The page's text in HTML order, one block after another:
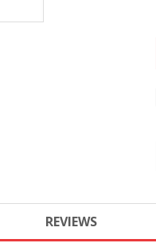
REVIEWS